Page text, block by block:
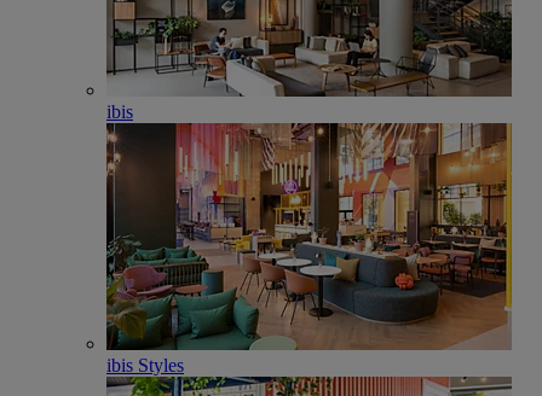
ibis
ibis Styles